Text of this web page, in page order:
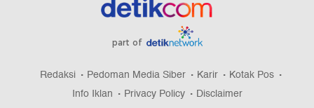
part of
Redaksi Pedoman Media Siber Karir
Kotak Pos
Info Iklan
Privacy Policy Disclaimer